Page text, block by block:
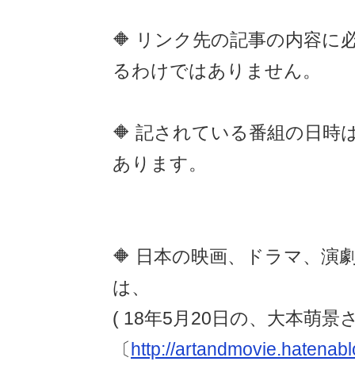
🔶 リンク先の記事の内容に
るわけではありません。
🔶 記されている番組の日時
あります。
🔶 日本の映画、ドラマ、演
は、
( 18年5月20日の、大本萌景
〔 http://